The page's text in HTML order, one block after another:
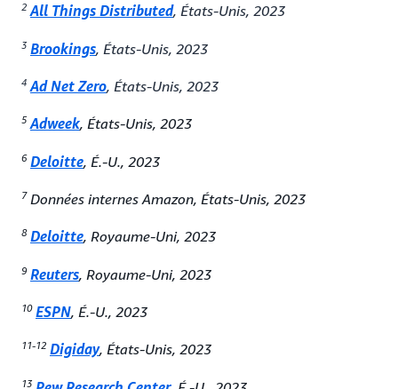
2 All Things Distributed, États-Unis, 2023
3 Brookings, États-Unis, 2023
4 Ad Net Zero, États-Unis, 2023
5 Adweek, États-Unis, 2023
6 Deloitte, É.-U., 2023
7 Données internes Amazon, États-Unis, 2023
8 Deloitte, Royaume-Uni, 2023
9 Reuters, Royaume-Uni, 2023
10 ESPN, É.-U., 2023
11-12 Digiday, États-Unis, 2023
13